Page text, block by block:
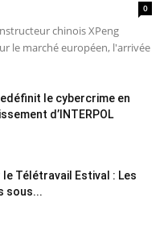
0
chinois XPeng
le marché européen, l'arrivée
le cybercrime en
d’INTERPOL
Télétravail Estival : Les
sous...